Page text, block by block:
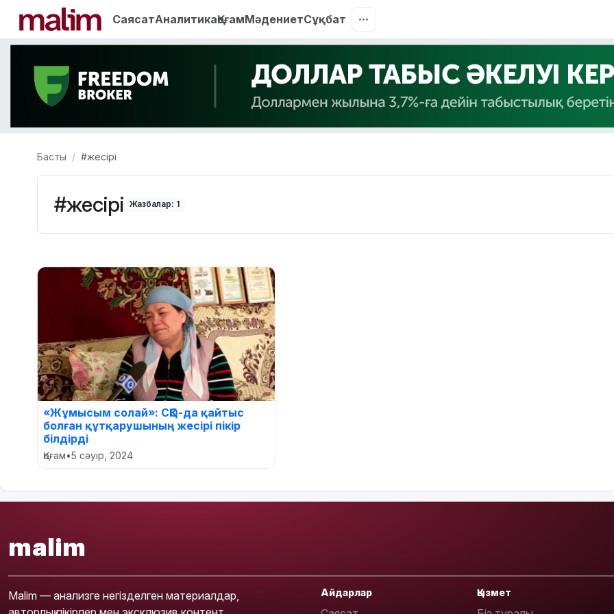
СаясатАналитикаҚоғамМәдениетСұқбат
Басты #жесірі
#жесірі Жазбалар: 1
«Жұмысым солай»: СҚО-да қайтыс
болған құтқарушының жесірі пікір
білдірді
Қоғам•5 сәуір, 2024
malim
Malim — анализге негізделген материалдар,
Айдарлар Қызмет